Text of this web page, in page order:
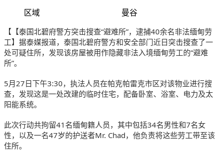
区域 曼谷
【 【泰国北碧府警方突击搜查“避难所”，逮捕40余名非法缅甸劳
工】据泰媒报道，泰国北碧府警方和安全部门近日突击搜查了一
处可疑住所，发现该房屋被用作隐藏非法入境缅甸劳工的“避难
所”。
5月27日下午3:30，执法人员在帕克帕雷克市区对该物业进行搜
查，发现这是一处改建的临时住宅，配备卧室、浴室、电力及太
阳能系统。
此次行动共拘留41名缅甸籍人员，其中包括34名男性和7名女
性，以及一名47岁的护送者Mr. Chad，他负责将这些劳工带至该
住所。